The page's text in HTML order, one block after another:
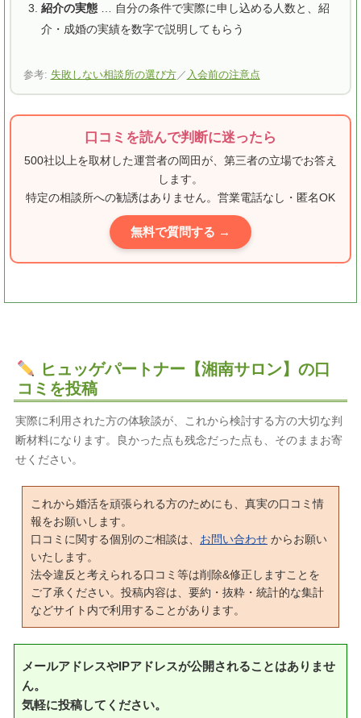
紹介の実態… 自分の条件で実際に申し込める人数と、紹
介・成婚の実績を数字で説明してもらう
参考: 失敗しない相談所の選び方／ 入会前の注意点
口コミを読んで判断に迷ったら
500社以上を取材した運営者の岡田が、第三者の立場でお答え
します。
特定の相談所への勧誘はありません。営業電話なし・匿名OK
無料で質問する →
ヒュッゲパートナー【湘南サロン】の口
コミを投稿
実際に利用された方の体験談が、これから検討する方の大切な判
断材料になります。良かった点も残念だった点も、そのままお寄
せください。
これから婚活を頑張られる方のためにも、真実の口コミ情
報をお願いします。
口コミに関する個別のご相談は、 お問い合わせ からお願い
いたします。
法令違反と考えられる口コミ等は削除&修正しますことを
ご了承ください。投稿内容は、要約・抜粋・統計的な集計
などサイト内で利用することがあります。
メールアドレスやIPアドレスが公開されることはありませ
ん。
気軽に投稿してください。